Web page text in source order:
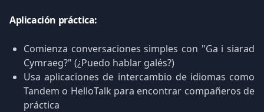
Aplicación práctica:
Comienza conversaciones simples con "Ga i siarad
Cymraeg?" (¿Puedo hablar galés?)
Usa aplicaciones de intercambio de idiomas como
Tandem o HelloTalk para encontrar compañeros de
práctica